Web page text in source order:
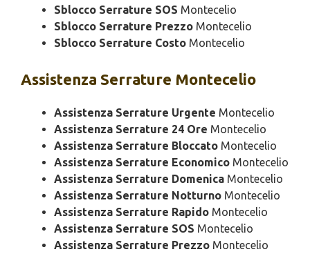
Sblocco Serrature SOS Montecelio
Sblocco Serrature Prezzo Montecelio
Sblocco Serrature Costo Montecelio
Assistenza Serrature Montecelio
Assistenza Serrature Urgente Montecelio
Assistenza Serrature 24 Ore Montecelio
Assistenza Serrature Bloccato Montecelio
Assistenza Serrature Economico Montecelio
Assistenza Serrature Domenica Montecelio
Assistenza Serrature Notturno Montecelio
Assistenza Serrature Rapido Montecelio
Assistenza Serrature SOS Montecelio
Assistenza Serrature Prezzo Montecelio